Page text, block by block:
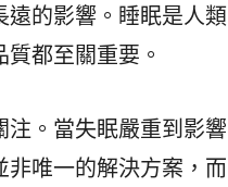
的影響。睡眠是人類
都至關重要。
。當失眠嚴重到影響
唯一的解決方案，而